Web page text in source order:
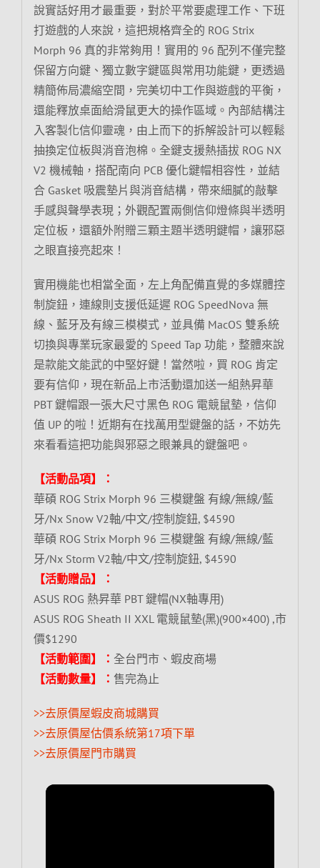
說實話好用才最重要，對於平常要處理工作、下班
打遊戲的人來說，這把規格齊全的 ROG Strix
Morph 96 真的非常夠用！實用的 96 配列不僅完整
保留方向鍵、獨立數字鍵區與常用功能鍵，更透過
精簡佈局濃縮空間，完美切中工作與遊戲的平衡，
還能釋放桌面給滑鼠更大的操作區域。內部結構注
入客製化信仰靈魂，由上而下的拆解設計可以輕鬆
抽換定位板與消音泡棉。全鍵支援熱插拔 ROG NX
V2 機械軸，搭配南向 PCB 優化鍵帽相容性，並結
合 Gasket 吸震墊片與消音結構，帶來細膩的敲擊
手感與聲學表現；外觀配置兩側信仰燈條與半透明
定位板，還額外附贈三顆主題半透明鍵帽，讓邪惡
之眼直接亮起來！
實用機能也相當全面，左上角配備直覺的多媒體控
制旋鈕，連線則支援低延遲 ROG SpeedNova 無
線、藍牙及有線三模模式，並具備 MacOS 雙系統
切換與專業玩家最愛的 Speed Tap 功能，整體來說
是款能文能武的中堅好鍵！當然啦，買 ROG 肯定
要有信仰，現在新品上市活動還加送一組熱昇華
PBT 鍵帽跟一張大尺寸黑色 ROG 電競鼠墊，信仰
值 UP 的啦！近期有在找萬用型鍵盤的話，不妨先
來看看這把功能與邪惡之眼兼具的鍵盤吧。
【活動品項】：
華碩 ROG Strix Morph 96 三模鍵盤 有線/無線/藍
牙/Nx Snow V2軸/中文/控制旋鈕, $4590
華碩 ROG Strix Morph 96 三模鍵盤 有線/無線/藍
牙/Nx Storm V2軸/中文/控制旋鈕, $4590
【活動贈品】：
ASUS ROG 熱昇華 PBT 鍵帽(NX軸專用)
ASUS ROG Sheath II XXL 電競鼠墊(黑)(900×400) ,市
價$1290
【活動範圍】： 全台門市、蝦皮商場
【活動數量】： 售完為止
>>去原價屋蝦皮商城購買
>>去原價屋估價系統第17項下單
>>去原價屋門市購買